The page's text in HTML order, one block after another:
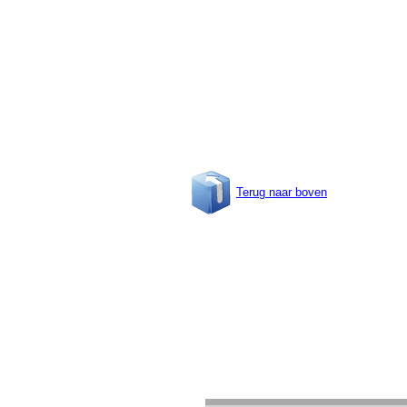
Terug naar boven